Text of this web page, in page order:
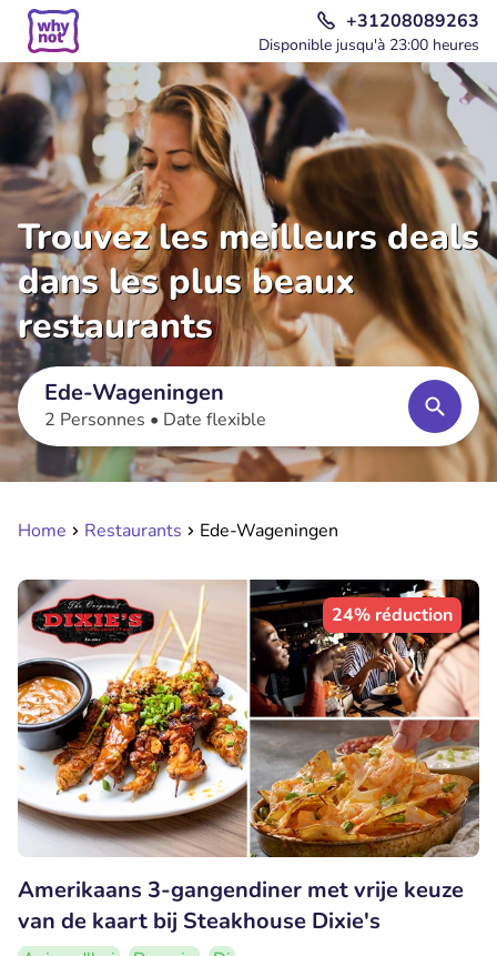
+31208089263
Disponible jusqu'à 23:00 heures
Trouvez les meilleurs deals
dans les plus beaux
restaurants
Ede-Wageningen
2 Personnes • Date flexible
Home Restaurants Ede-Wageningen
24% réduction
Amerikaans 3-gangendiner met vrije keuze
van de kaart bij Steakhouse Dixie's